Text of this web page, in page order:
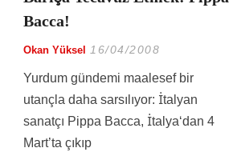
Bacca!
Okan Yüksel 16/04/2008
Yurdum gündemi maalesef bir
utançla daha sarsılıyor: İtalyan
sanatçı Pippa Bacca, İtalya‘dan 4
Mart’ta çıkıp